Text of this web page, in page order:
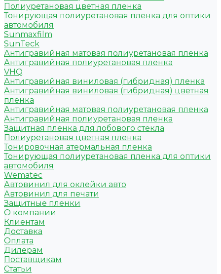
Полиуретановая цветная пленка
Тонирующая полиуретановая пленка для оптики
автомобиля
Sunmaxfilm
SunTeck
Антигравийная матовая полиуретановая пленка
Антигравийная полиуретановая пленка
VHQ
Антигравийная виниловая (гибридная) пленка
Антигравийная виниловая (гибридная) цветная
пленка
Антигравийная матовая полиуретановая пленка
Антигравийная полиуретановая пленка
Защитная пленка для лобового стекла
Полиуретановая цветная пленка
Тонировочная атермальная пленка
Тонирующая полиуретановая пленка для оптики
автомобиля
Wematec
Автовинил для оклейки авто
Автовинил для печати
Защитные пленки
О компании
Клиентам
Доставка
Оплата
Дилерам
Поставщикам
Статьи